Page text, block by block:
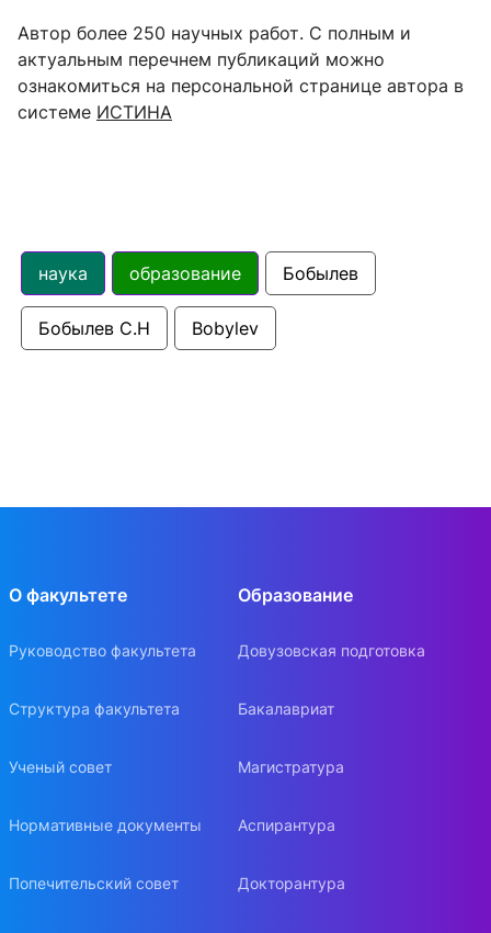
Автор более 250 научных работ. С полным и
актуальным перечнем публикаций можно
ознакомиться на персональной странице автора в
системе ИСТИНА
наука образование Бобылев
Бобылев С.Н Bobylev
О факультете
Руководство факультета
Структура факультета
Ученый совет
Нормативные документы
Попечительский совет
Образование
Довузовская подготовка
Бакалавриат
Магистратура
Аспирантура
Докторантура